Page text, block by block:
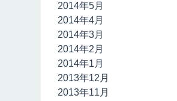
2014年5月
2014年4月
2014年3月
2014年2月
2014年1月
2013年12月
2013年11月